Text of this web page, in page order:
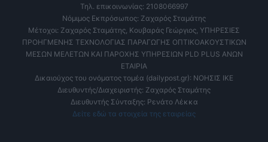
Τηλ. επικοινωνίας: 2108066997
Νόμιμος Εκπρόσωπος: Ζαχαρός Σταμάτης
Μέτοχοι: Ζαχαρός Σταμάτης, Κουβαράς Γεώργιος, ΥΠΗΡΕΣΙΕΣ
ΠΡΟΗΓΜΕΝΗΣ ΤΕΧΝΟΛΟΓΙΑΣ ΠΑΡΑΓΩΓΗΣ ΟΠΤΙΚΟΑΚΟΥΣΤΙΚΩΝ
ΜΕΣΩΝ ΜΕΛΕΤΩΝ ΚΑΙ ΠΑΡΟΧΗΣ ΥΠΗΡΕΣΙΩΝ PLD PLUS ΑΝΩΝ
ΕΤΑΙΡΙΑ
Δικαιούχος του ονόματος τομέα (dailypost.gr): ΝΟΗΣΙΣ ΙΚΕ
Διευθυντής/Διαχειριστής: Ζαχαρός Σταμάτης
Διευθυντής Σύνταξης: Ρενάτο Λέκκα
Δείτε εδώ τα στοιχεία της εταιρείας